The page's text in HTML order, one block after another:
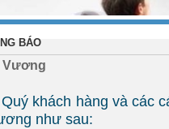
BÁO
Vương
khách hàng và các
như sau: